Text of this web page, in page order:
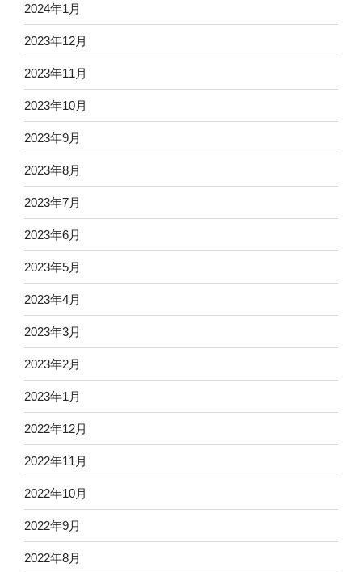
2024年1月
2023年12月
2023年11月
2023年10月
2023年9月
2023年8月
2023年7月
2023年6月
2023年5月
2023年4月
2023年3月
2023年2月
2023年1月
2022年12月
2022年11月
2022年10月
2022年9月
2022年8月